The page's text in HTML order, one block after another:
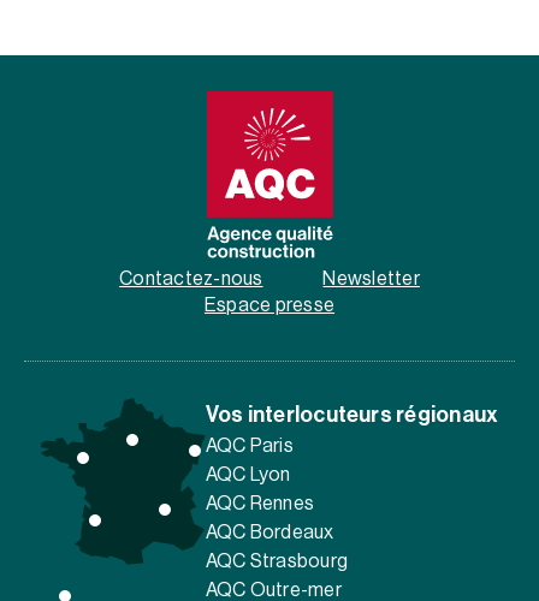
Contactez-nous
Newsletter
Espace presse
Vos interlocuteurs régionaux
AQC Paris
AQC Lyon
AQC Rennes
AQC Bordeaux
AQC Strasbourg
AQC Outre-mer